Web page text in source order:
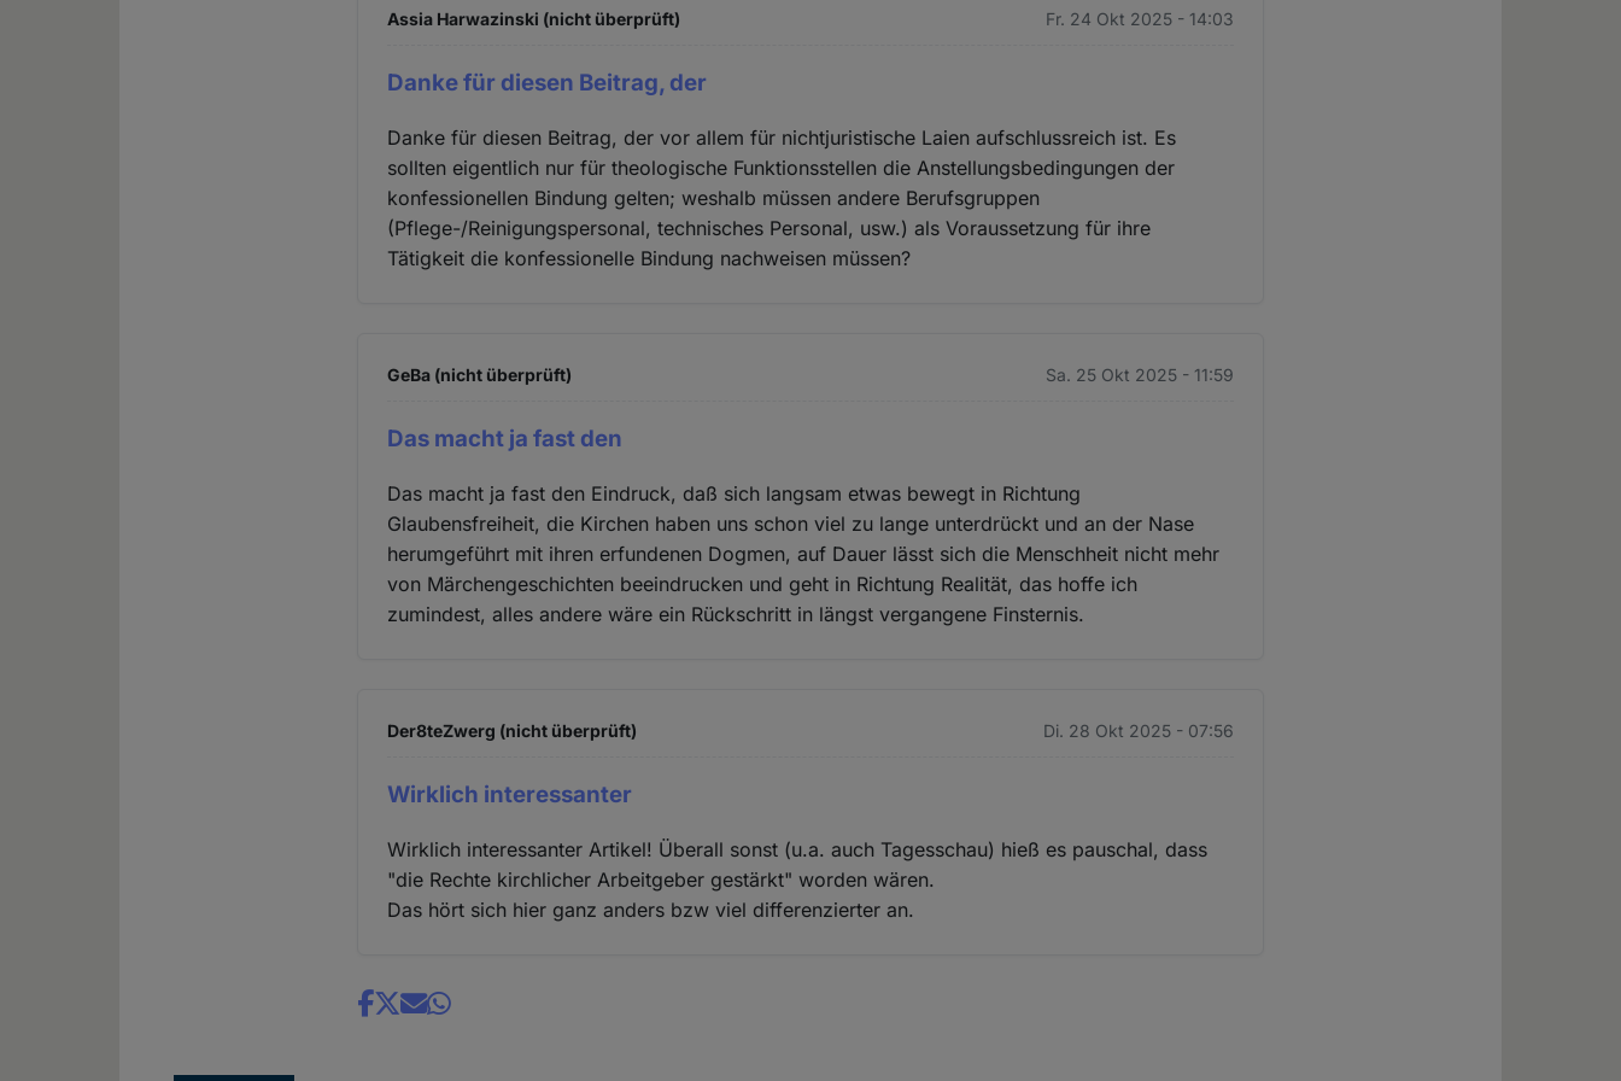
Assia Harwazinski (nicht überprüft) Fr. 24 Okt 2025 - 14:03
Danke für diesen Beitrag, der
Danke für diesen Beitrag, der vor allem für nichtjuristische Laien aufschlussreich ist. Es
sollten eigentlich nur für theologische Funktionsstellen die Anstellungsbedingungen der
konfessionellen Bindung gelten; weshalb müssen andere Berufsgruppen
(Pflege-/Reinigungspersonal, technisches Personal, usw.) als Voraussetzung für ihre
Tätigkeit die konfessionelle Bindung nachweisen müssen?
GeBa (nicht überprüft) Sa. 25 Okt 2025 - 11:59
Das macht ja fast den
Das macht ja fast den Eindruck, daß sich langsam etwas bewegt in Richtung
Glaubensfreiheit, die Kirchen haben uns schon viel zu lange unterdrückt und an der Nase
herumgeführt mit ihren erfundenen Dogmen, auf Dauer lässt sich die Menschheit nicht mehr
von Märchengeschichten beeindrucken und geht in Richtung Realität, das hoffe ich
zumindest, alles andere wäre ein Rückschritt in längst vergangene Finsternis.
Der8teZwerg (nicht überprüft) Di. 28 Okt 2025 - 07:56
Wirklich interessanter
Wirklich interessanter Artikel! Überall sonst (u.a. auch Tagesschau) hieß es pauschal, dass
"die Rechte kirchlicher Arbeitgeber gestärkt" worden wären.
Das hört sich hier ganz anders bzw viel differenzierter an.
Share